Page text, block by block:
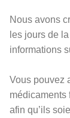
Nous avons
les jours de
informations
Vous pouvez
médicaments
afin qu’ils